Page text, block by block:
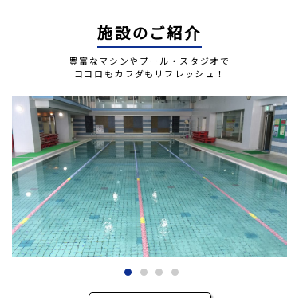
施設のご紹介
豊富なマシンやプール・スタジオで
ココロもカラダもリフレッシュ！